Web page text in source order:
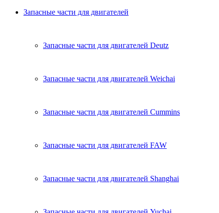
Запасные части для двигателей
Запасные части для двигателей Deutz
Запасные части для двигателей Weichai
Запасные части для двигателей Cummins
Запасные части для двигателей FAW
Запасные части для двигателей Shanghai